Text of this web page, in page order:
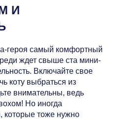
И
героя самый комфортный
ждет свыше ста мини-
Включайте свое
коту выбраться из
внимательны, ведь
Но иногда
которые тоже нужно